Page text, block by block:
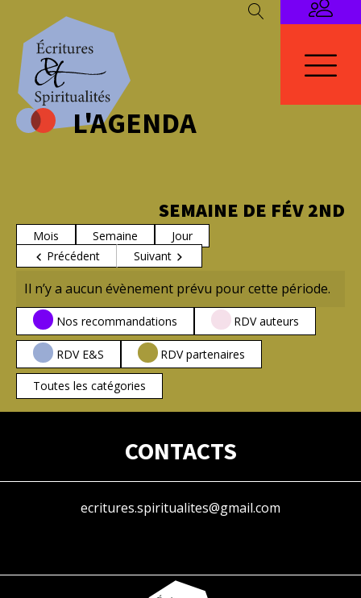
L'AGENDA
SEMAINE DE FÉV 2ND
Mois Semaine
Jour
Précédent
Suivant
Il n’y a aucun évènement prévu pour cette période.
CATÉGORIESNos recommandations RDV auteurs
RDV E&S RDV partenaires
Toutes les catégories
CONTACTS
ecritures.spiritualites@gmail.com